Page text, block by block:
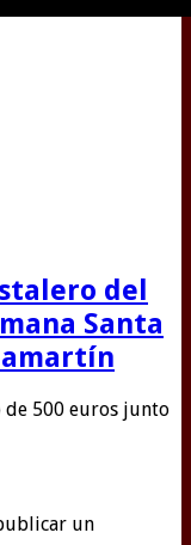
del
Santa
de 500 euros junto
un